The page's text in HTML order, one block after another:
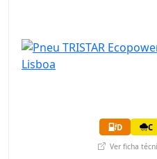
D C
Ver ficha